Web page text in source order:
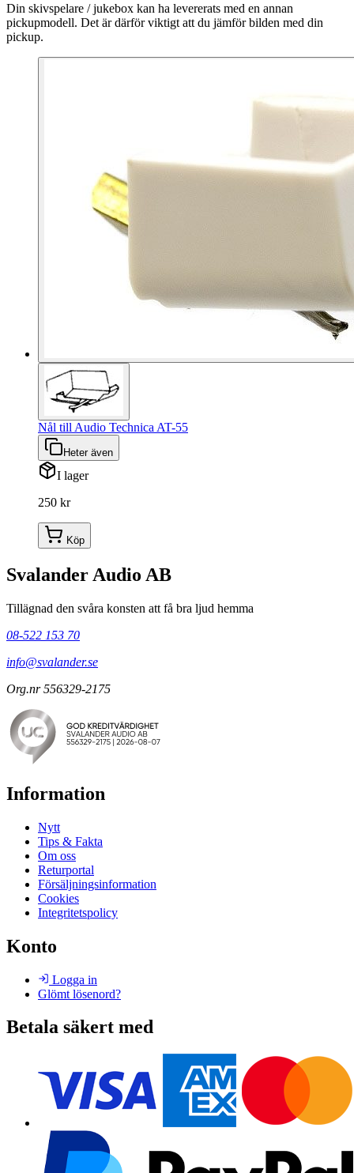
Din skivspelare / jukebox kan ha levererats med en annan
pickupmodell. Det är därför viktigt att du jämför bilden med din
pickup.
Nål till Audio Technica AT-55
Heter även
I lager
250 kr
Köp
Svalander Audio AB
Tillägnad den svåra konsten att få bra ljud hemma
08-522 153 70
info@svalander.se
Org.nr 556329-2175
Information
Nytt
Tips & Fakta
Om oss
Returportal
Försäljningsinformation
Cookies
Integritetspolicy
Konto
Logga in
Glömt lösenord?
Betala säkert med